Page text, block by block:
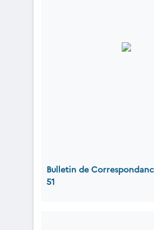
Bulletin de
51